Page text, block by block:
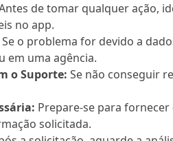
de tomar qualquer ação,
no app.
Se o problema for devido a
em uma agência.
o Suporte: Se não conseguir
Prepare-se para
solicitada.